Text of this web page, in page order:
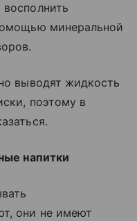
минеральной
выводят жидкость
поэтому в
напитки
они не имеют